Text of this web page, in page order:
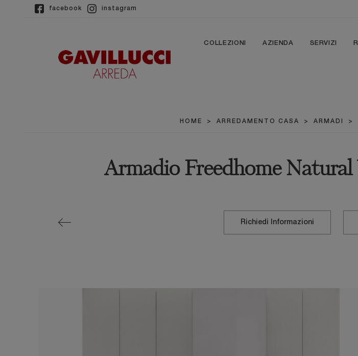
facebook instagram
COLLEZIONI AZIENDA SERVIZI
HOME > ARREDAMENTO CASA > ARMADI >
Armadio Freedhome
Richiedi Informazioni